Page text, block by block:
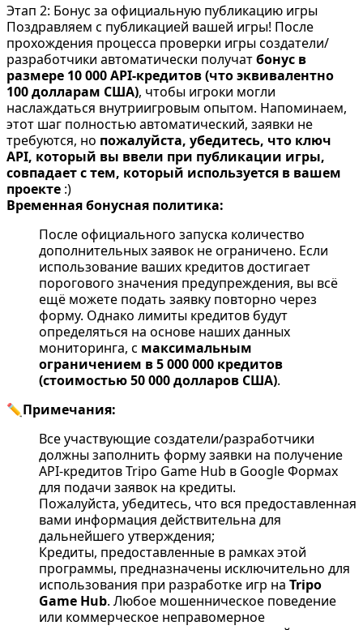
Этап 2: Бонус за официальную публикацию игры
Поздравляем с публикацией вашей игры! После
прохождения процесса проверки игры создатели/
разработчики автоматически получатбонус в
размере 10 000 API-кредитов (что эквивалентно
100 долларам США), чтобы игроки могли
наслаждаться внутриигровым опытом. Напоминаем,
этот шаг полностью автоматический, заявки не
требуются, но пожалуйста, убедитесь, что ключ
API, который вы ввели при публикации игры,
совпадает с тем, который используется в вашем
проекте :)
Временная бонусная политика:
После официального запуска количество
дополнительных заявок не ограничено. Если
использование ваших кредитов достигает
порогового значения предупреждения, вы всё
ещё можете подать заявку повторно через
форму. Однако лимиты кредитов будут
определяться на основе наших данных
мониторинга, с максимальным
ограничением в 5 000 000 кредитов
(стоимостью 50 000 долларов США).
✏️Примечания:
Все участвующие создатели/разработчики
должны заполнить форму заявки на получение
API-кредитов Tripo Game Hub в Google Формах
для подачи заявок на кредиты.
Пожалуйста, убедитесь, что вся предоставленная
вами информация действительна для
дальнейшего утверждения;
Кредиты, предоставленные в рамках этой
программы, предназначены исключительно для
использования при разработке игр на Tripo
Game Hub. Любое мошенническое поведение
или коммерческое неправомерное